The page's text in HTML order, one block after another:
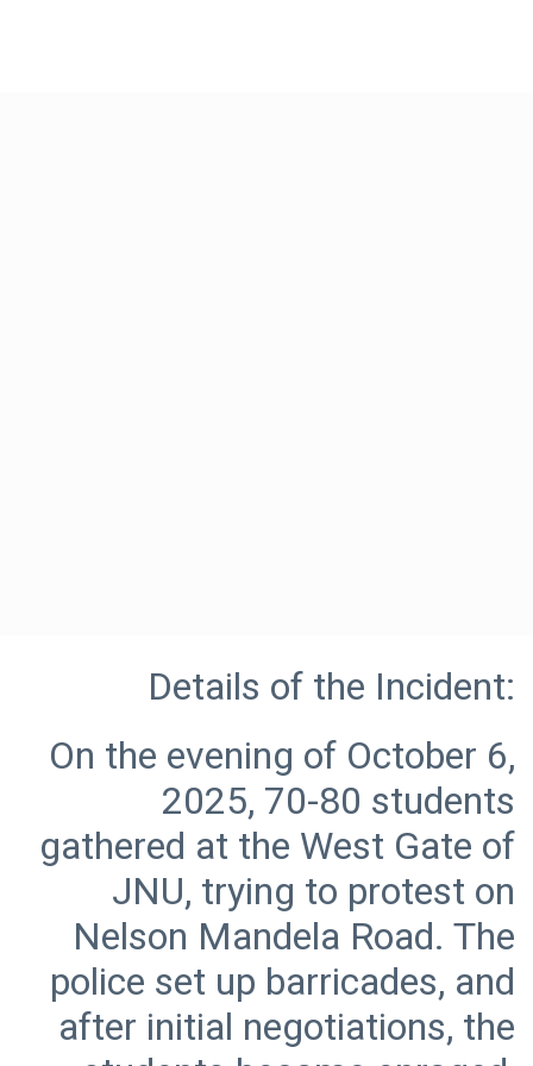
On the evening of October 6,
2025, 70-80 students
gathered at the West Gate of
JNU, trying to protest on
Nelson Mandela Road. The
police set up barricades, and
after initial negotiations, the